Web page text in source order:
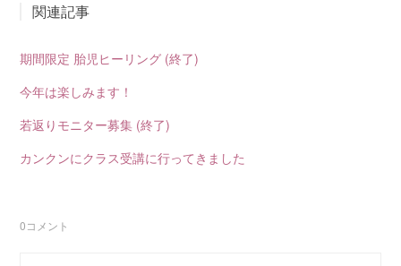
関連記事
期間限定 胎児ヒーリング (終了)
今年は楽しみます！
若返りモニター募集 (終了)
カンクンにクラス受講に行ってきました
0コメント